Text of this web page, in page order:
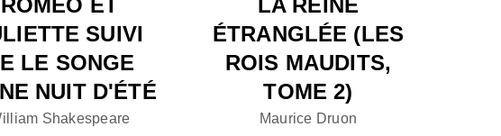
SUIVI
LE SONGE
NUIT D'ÉTÉ
Shakespeare
ÉTRANGLÉE (LES
ROIS MAUDITS,
TOME 2)
Maurice Druon